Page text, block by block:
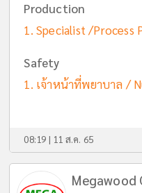
Production
Specialist /Process
Safety
เจ้าหน้าที่พยาบาล /
08:19 | 11 ส.ค. 65
Megawood